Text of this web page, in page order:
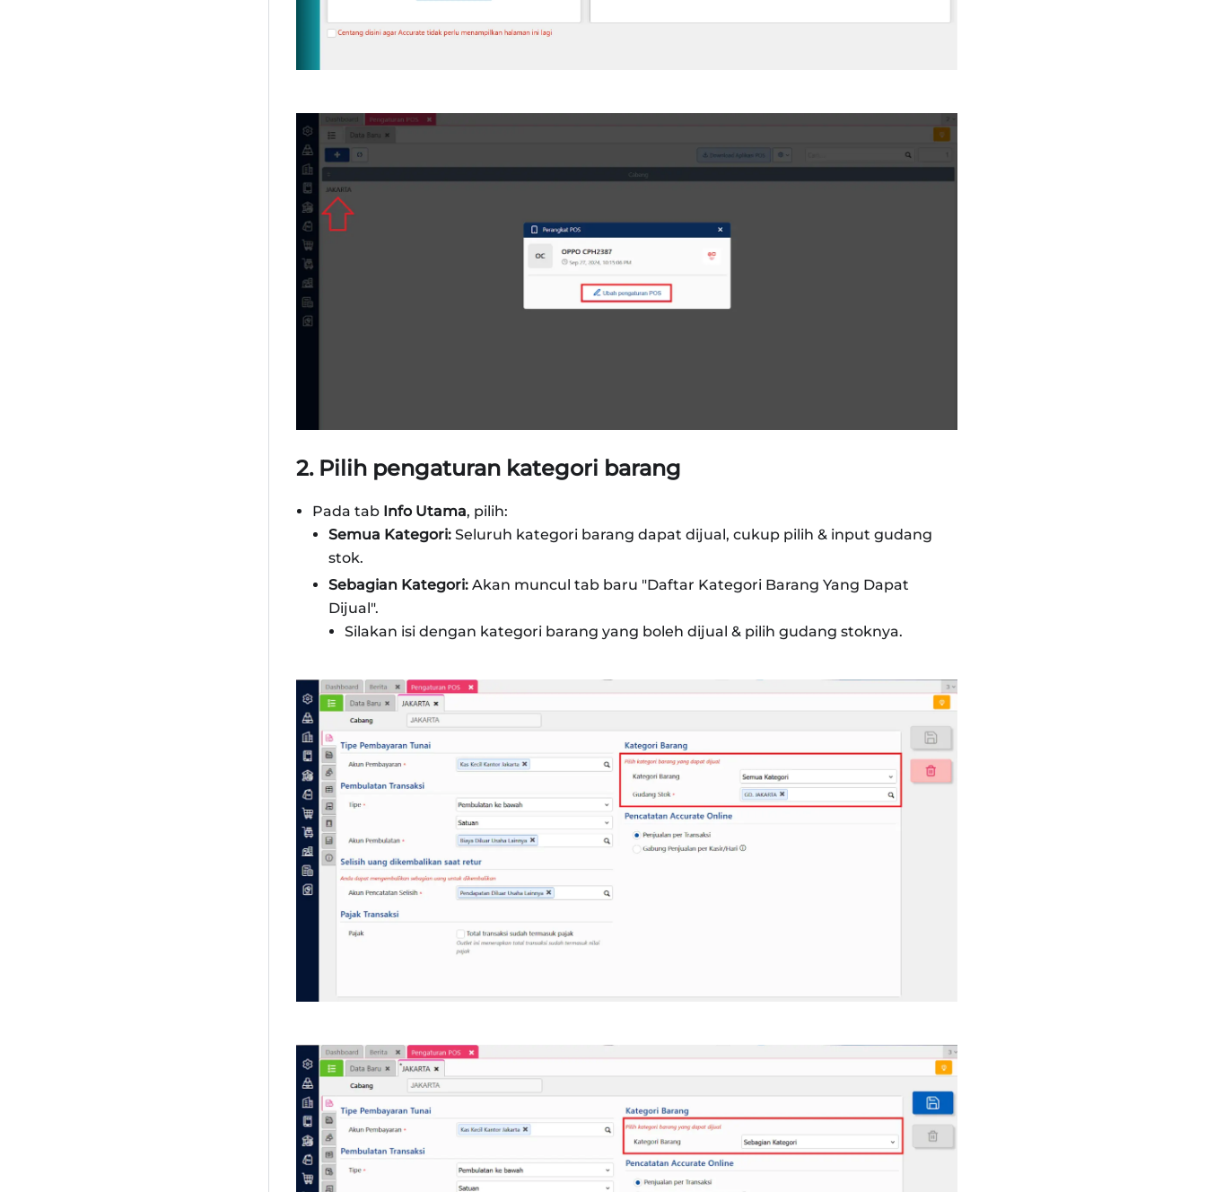
2. Pilih pengaturan kategori barang
Pada tab Info Utama, pilih:
Semua Kategori: Seluruh kategori barang dapat dijual, cukup pilih & input gudang
stok.
Sebagian Kategori: Akan muncul tab baru "Daftar Kategori Barang Yang Dapat
Dijual".
Silakan isi dengan kategori barang yang boleh dijual & pilih gudang stoknya.